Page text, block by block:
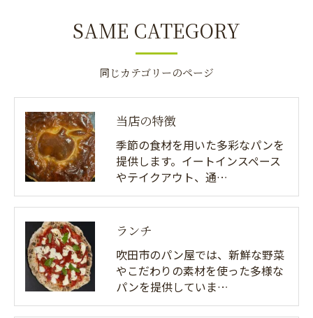
同じカテゴリーのページ
SAME CATEGORY
当店の特徴
季節の食材を用いた多彩なパンを
提供します。イートインスペース
やテイクアウト、通…
ランチ
吹田市のパン屋では、新鮮な野菜
やこだわりの素材を使った多様な
パンを提供していま…